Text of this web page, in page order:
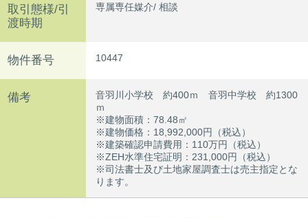
取引態様/引
渡時期
専属専任媒介/ 相談
物件番号 10447
備考
音羽川小学校 約400ｍ 音羽中学校 約1300
ｍ
※建物面積：78.48㎡
※建物価格：18,992,000円（税込）
※建築確認申請費用：110万円（税込）
※ZEH水準住宅証明：231,000円（税込）
※司法書士及び土地家屋調査士は売主指定とな
ります。